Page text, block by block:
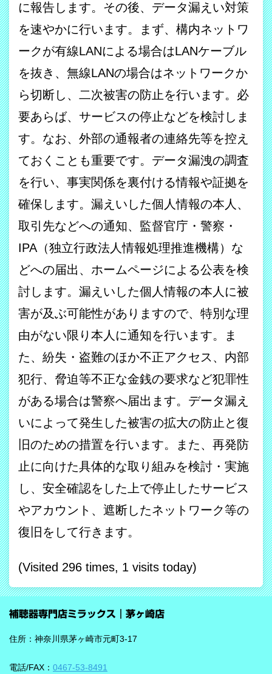
に報告します。その後、データ漏えい対策
を速やかに行います。まず、構内ネットワ
ークが有線LANによる場合はLANケーブル
を抜き、無線LANの場合はネットワークか
ら切断し、二次被害の防止を行います。必
要あらば、サービスの停止などを検討しま
す。なお、外部の通報者の連絡先等を控え
ておくことも重要です。データ漏洩の調査
を行い、事実関係を裏付ける情報や証拠を
確保します。漏えいした個人情報の本人、
取引先などへの通知、監督官庁・警察・
IPA （独立行政法人情報処理推進機構）な
どへの届出、ホームページによる公表を検
討します。漏えいした個人情報の本人に被
害が及ぶ可能性がありますので、特別な理
由がない限り本人に通知を行います。ま
た、紛失・盗難のほか不正アクセス、内部
犯行、脅迫等不正な金銭の要求など犯罪性
がある場合は警察へ届出ます。データ漏え
いによって発生した被害の拡大の防止と復
旧のための措置を行います。また、再発防
止に向けた具体的な取り組みを検討・実施
し、安全確認をした上で停止したサービス
やアカウント、遮断したネットワーク等の
復旧をして行きます。
(Visited 296 times, 1 visits today)
補聴器専門店ミラックス｜茅ヶ崎店
住所：神奈川県茅ヶ崎市元町3-17
電話/FAX： 0467-53-8491